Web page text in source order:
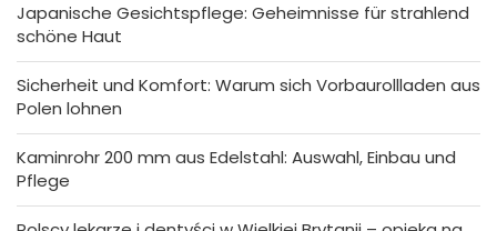
Japanische Gesichtspflege: Geheimnisse für strahlend
schöne Haut
Sicherheit und Komfort: Warum sich Vorbaurollladen aus
Polen lohnen
Kaminrohr 200 mm aus Edelstahl: Auswahl, Einbau und
Pflege